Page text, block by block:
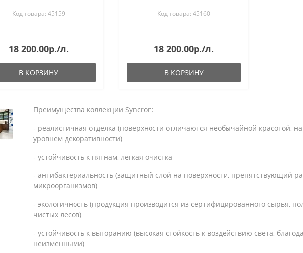
Код товара: 45159
18 200.00р./л.
В КОРЗИНУ
Код товара: 45160
18 200.00р./л.
В КОРЗИНУ
Преимущества коллекции Syncron:
- реалистичная отделка (поверхности отличаются необычайной красотой,
уровнем декоративности)
- устойчивость к пятнам, легкая очистка
- антибактериальность (защитный слой на поверхности, препятствующий
микроорганизмов)
- экологичность (продукция производится из сертифицированного сырья,
чистых лесов)
- устойчивость к выгоранию (высокая стойкость к воздействию света,
неизменными)